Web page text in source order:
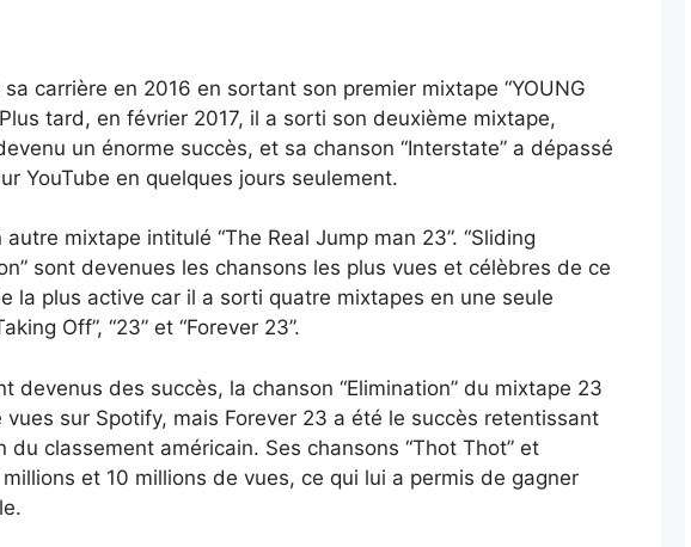
carrière en 2016 en sortant son premier mixtape “YOUNG
tard, en février 2017, il a sorti son deuxième mixtape,
un énorme succès, et sa chanson “Interstate” a dépassé
YouTube en quelques jours seulement.
mixtape intitulé “The Real Jump man 23”. “Sliding
sont devenues les chansons les plus vues et célèbres de ce
la plus active car il a sorti quatre mixtapes en une seule
Off”, “23” et “Forever 23”.
devenus des succès, la chanson “Elimination” du mixtape 23
sur Spotify, mais Forever 23 a été le succès retentissant
classement américain. Ses chansons “Thot Thot” et
et 10 millions de vues, ce qui lui a permis de gagner